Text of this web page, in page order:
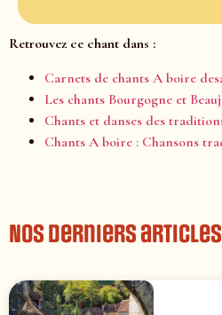
Retrouvez ce chant dans :
Carnets de chants A boire
Les chants Bourgogne et
Chants et danses des
Chants A boire : Chansons
Nos derniers articles